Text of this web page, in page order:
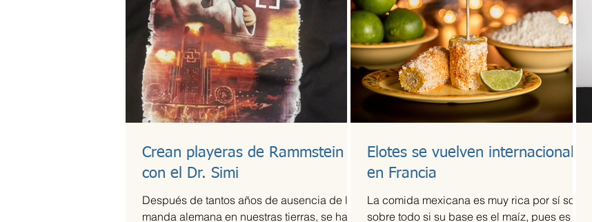
Crean playeras de Rammstein
con el Dr. Simi
Después de tantos años de ausencia de la
manda alemana en nuestras tierras, se ha
Elotes se vuelven internacionales
en Francia
La comida mexicana es muy rica por sí sola,
sobre todo si su base es el maíz, pues es